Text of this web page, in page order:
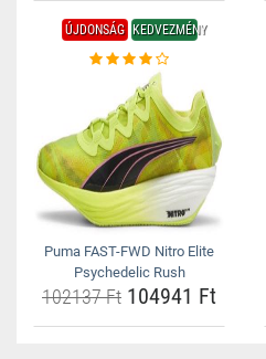
ÚJDONSÁG KEDVEZMÉNY
Puma FAST-FWD Nitro Elite
Psychedelic Rush
102137 Ft 104941 Ft